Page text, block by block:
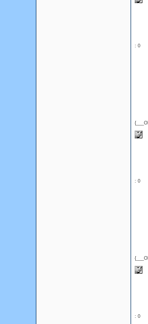
: 0
: 0
: 0